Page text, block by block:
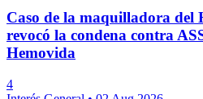
Caso de la maquilladora del
revocó la condena contra
Hemovida
4